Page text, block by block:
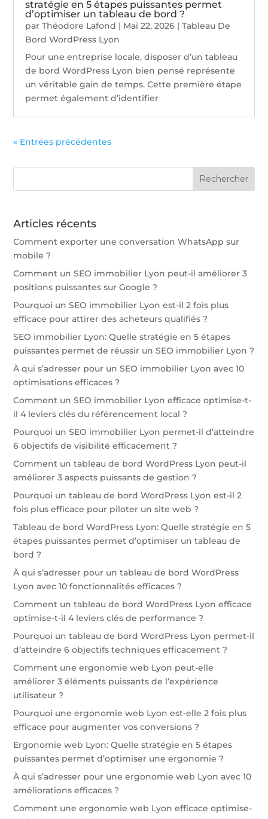
stratégie en 5 étapes puissantes permet
d’optimiser un tableau de bord ?
parThéodore Lafond | Mai 22, 2026 |Tableau De
Bord WordPress Lyon
Pour une entreprise locale, disposer d’un tableau
de bord WordPress Lyon bien pensé représente
un véritable gain de temps. Cette première étape
permet également d’identifier
« Entrées précédentes
Articles récents
Comment exporter une conversation WhatsApp sur
mobile ?
Comment un SEO immobilier Lyon peut-il améliorer 3
positions puissantes sur Google ?
Pourquoi un SEO immobilier Lyon est-il 2 fois plus
efficace pour attirer des acheteurs qualifiés ?
SEO immobilier Lyon: Quelle stratégie en 5 étapes
puissantes permet de réussir un SEO immobilier Lyon ?
À qui s’adresser pour un SEO immobilier Lyon avec 10
optimisations efficaces ?
Comment un SEO immobilier Lyon efficace optimise-t-
il 4 leviers clés du référencement local ?
Pourquoi un SEO immobilier Lyon permet-il d’atteindre
6 objectifs de visibilité efficacement ?
Comment un tableau de bord WordPress Lyon peut-il
améliorer 3 aspects puissants de gestion ?
Pourquoi un tableau de bord WordPress Lyon est-il 2
fois plus efficace pour piloter un site web ?
Tableau de bord WordPress Lyon: Quelle stratégie en 5
étapes puissantes permet d’optimiser un tableau de
bord ?
À qui s’adresser pour un tableau de bord WordPress
Lyon avec 10 fonctionnalités efficaces ?
Comment un tableau de bord WordPress Lyon efficace
optimise-t-il 4 leviers clés de performance ?
Pourquoi un tableau de bord WordPress Lyon permet-il
d’atteindre 6 objectifs techniques efficacement ?
Comment une ergonomie web Lyon peut-elle
améliorer 3 éléments puissants de l’expérience
utilisateur ?
Pourquoi une ergonomie web Lyon est-elle 2 fois plus
efficace pour augmenter vos conversions ?
Ergonomie web Lyon: Quelle stratégie en 5 étapes
puissantes permet d’optimiser une ergonomie ?
À qui s’adresser pour une ergonomie web Lyon avec 10
améliorations efficaces ?
Comment une ergonomie web Lyon efficace optimise-